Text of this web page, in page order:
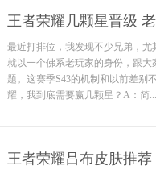
王者荣耀几颗星晋级
最近打排位，我发现不少兄弟，
就以一个佛系老玩家的身份，跟
题。这赛季S43的机制和以前差别
耀，我到底需要赢几颗星？A：简...
王者荣耀吕布皮肤推荐